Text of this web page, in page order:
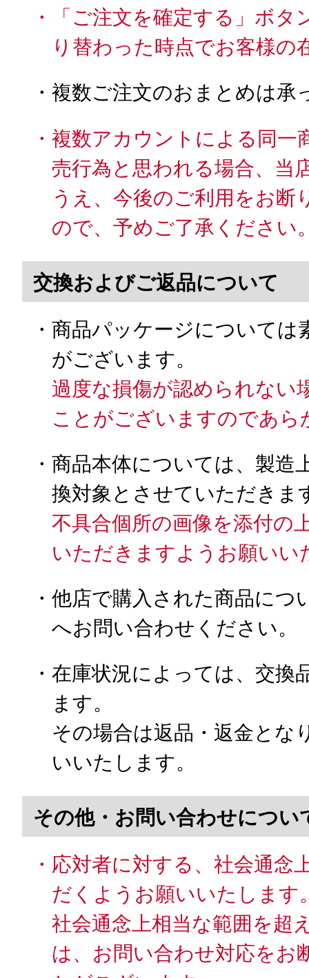
・「ご注文を確定する」ボ
り替わった時点でお客様の
・複数ご注文のおまとめは
・複数アカウントによる同
売行為と思われる場合、当
うえ、今後のご利用をお
ので、予めご了承ください
交換およびご返品について
・商品パッケージについて
がございます。
過度な損傷が認められない
ことがございますのであ
・商品本体については、製
換対象とさせていただきま
不具合個所の画像を添付の
いただきますようお願いい
・他店で購入された商品に
へお問い合わせください。
・在庫状況によっては、交
ます。
その場合は返品・返金とな
いいたします。
その他・お問い合わせについ
・応対者に対する、社会通
だくようお願いいたします
社会通念上相当な範囲を超
は、お問い合わせ対応を